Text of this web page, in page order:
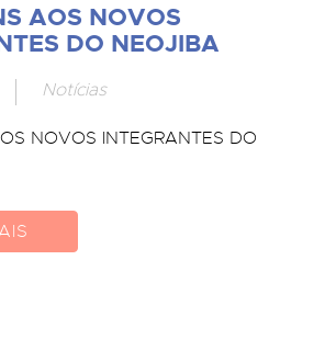
AOS NOVOS
DO NEOJIBA
Notícias
NOVOS INTEGRANTES DO